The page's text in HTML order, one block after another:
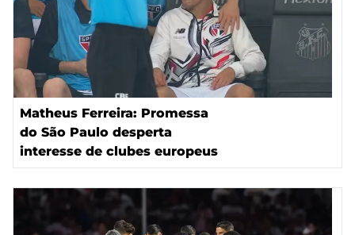
Matheus Ferreira: Promessa
do São Paulo desperta
interesse de clubes europeus